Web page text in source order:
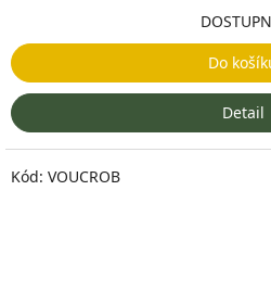
Do
Detail
Kód: VOUCROB